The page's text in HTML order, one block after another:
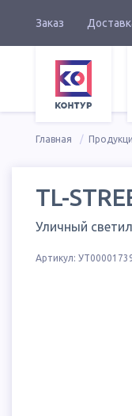
Заказ
Главная
TL-
Уличный
Артикул: